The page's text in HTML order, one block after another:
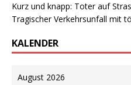
Kurz und knapp: Toter auf
Tragischer Verkehrsunfall mit
KALENDER
August 2026